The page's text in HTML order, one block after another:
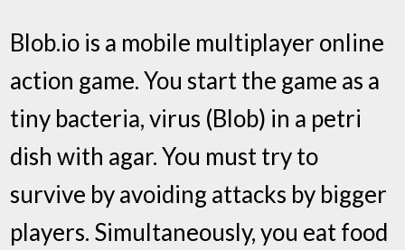
Blob.io is a mobile multiplayer online
action game. You start the game as a
tiny bacteria, virus (Blob) in a petri
dish with agar. You must try to
survive by avoiding attacks by bigger
players. Simultaneously, you eat food